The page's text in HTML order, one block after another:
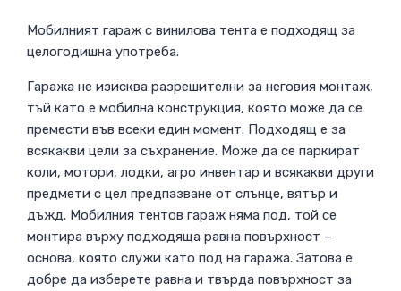
Мобилният гараж с винилова тента е подходящ за
целогодишна употреба.
Гаража не изисква разрешителни за неговия монтаж,
тъй като е мобилна конструкция, която може да се
премести във всеки един момент. Подходящ е за
всякакви цели за съхранение. Може да се паркират
коли, мотори, лодки, агро инвентар и всякакви други
предмети с цел предпазване от слънце, вятър и
дъжд. Мобилния тентов гараж няма под, той се
монтира върху подходяща равна повърхност –
основа, която служи като под на гаража. Затова е
добре да изберете равна и твърда повърхност за